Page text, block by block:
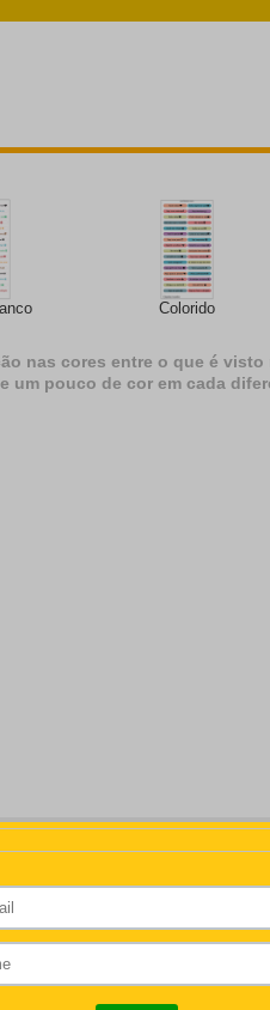
Colorido
nas cores entre o que é
um pouco de cor em cada